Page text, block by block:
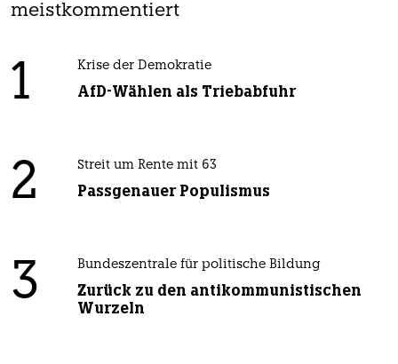
meistkommentiert
1 Krise der Demokratie
AfD-Wählen als Triebabfuhr
2 Streit um Rente mit 63
Passgenauer Populismus
3 Bundeszentrale für politische Bildung
Zurück zu den antikommunistischen
Wurzeln